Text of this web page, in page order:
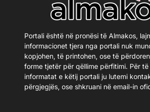
Portali është në pronësi të Almakos,
informacionet tjera nga portali nuk
kopjohen, të printohen, ose të
forme tjetër për qëllime përfitimi. Për
informatat e këtij portali ju lutemi
përgjegjës, ose shkruani në email-in